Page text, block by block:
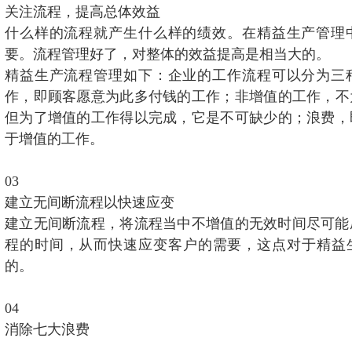
关注流程，提高总体效益
什么样的流程就产生什么样的绩效。在精益生产管理
要。流程管理好了，对整体的效益提高是相当大的。
精益生产流程管理如下：企业的工作流程可以分为三
作，即顾客愿意为此多付钱的工作；非增值的工作，
但为了增值的工作得以完成，它是不可缺少的；浪费
于增值的工作。
03
建立无间断流程以快速应变
建立无间断流程，将流程当中不增值的无效时间尽可
程的时间，从而快速应变客户的需要，这点对于精益
的。
04
消除七大浪费